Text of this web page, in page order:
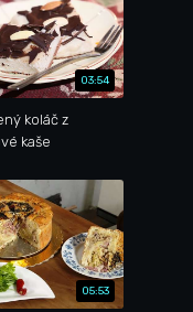
03:54
koláč z
kaše
05:53